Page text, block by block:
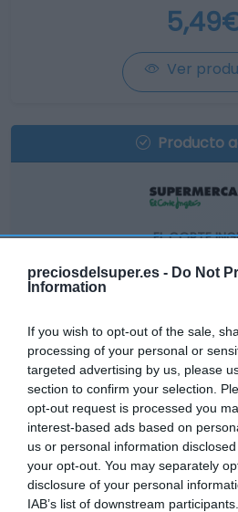
preciosdelsuper.es - Do Not
Information
If you wish to opt-out of the sale,
processing of your personal or
targeted advertising by us, please
section to confirm your selection.
opt-out request is processed you
interest-based ads based on
us or personal information
your opt-out. You may separately
disclosure of your personal
IAB’s list of downstream
Ver
Producto
EL CORTE
6,3€